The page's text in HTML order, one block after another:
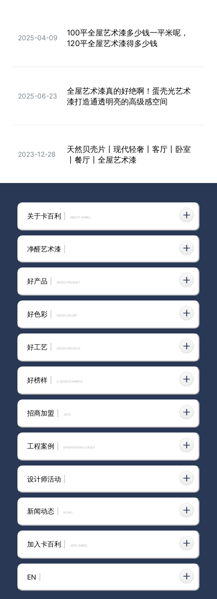
2024-04-19
全屋艺术漆怎么选？装修小白直接抄
作业！
2024-12-07
卡百利全屋艺术漆真的好绝！尤其是
米兰丝绒艺术漆
2025-04-09
100平全屋艺术漆多少钱一平米呢，
120平全屋艺术漆得多少钱
2025-06-23
全屋艺术漆真的好绝啊！蛋壳光艺术
漆打造通透明亮的高级感空间
2023-12-28
天然贝壳片丨现代轻奢丨客厅丨卧室
丨餐厅丨全屋艺术漆
2025-04-25
全屋艺术漆真的是150平！墙面质感
堪比美术馆，卡百利贝壳片艺术漆让
2023-09-20
谁能拒绝全屋艺术漆！这侘寂风装修
2024-09-20
磨的高性价比之选
120平艺术漆得多少钱，三棵树艺术
漆价格多少一平方
2025-01-25 卡百利艺术漆品牌
2025-02-24
2025-02-09 艺术漆品牌招商网
关于卡百利 ABOUT KABEL
净醛艺术漆
好产品 GOOD PRODUCT
好色彩 GOOD COLOR
好工艺 GOOD PROCESS
好榜样 A GOOD EXAMPLE
招商加盟 join
工程案例 ENGINEERING CASES
设计师活动
新闻动态 news
加入卡百利 JOIN KABEL
EN